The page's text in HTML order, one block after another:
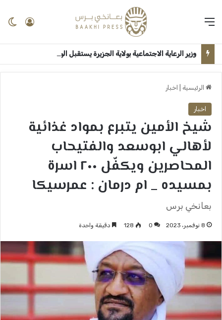
الرئيسية اخبار
اخبار
شيخ الأمين يتبرع بمواد غذائية
لأهالي ابوسعد والفتيحاب
المحاصرين ويكفّل ٢٠٠ اسرة
بمسيده _ ام درمان : عمرسيكا
بعانخي برس
8 نوفمبر، 2023 0
128 دقيقة واحدة